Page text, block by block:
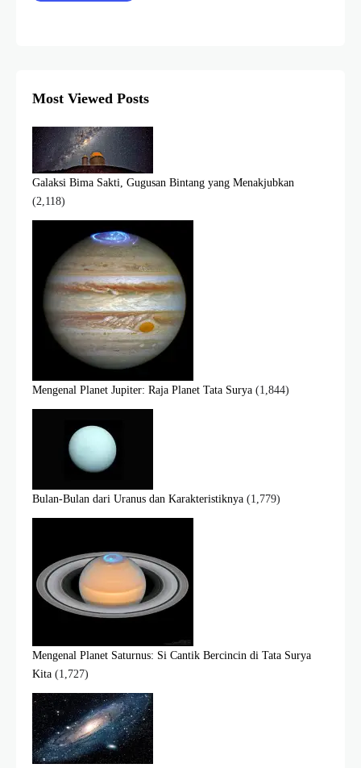
Most Viewed Posts
Galaksi Bima Sakti, Gugusan Bintang yang Menakjubkan
(2,118)
Mengenal Planet Jupiter: Raja Planet Tata Surya (1,844)
Bulan-Bulan dari Uranus dan Karakteristiknya (1,779)
Mengenal Planet Saturnus: Si Cantik Bercincin di Tata Surya
Kita (1,727)